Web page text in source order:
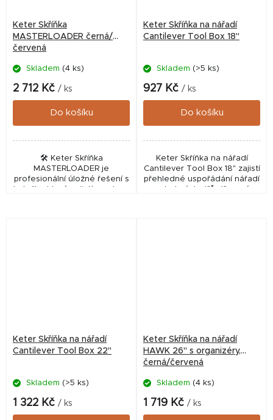
Keter Skříňka
MASTERLOADER černá/
červená
Skladem (4 ks)
2 712 Kč / ks
Do košíku
🛠️ Keter Skříňka
MASTERLOADER je
profesionální úložné řešení s
Keter Skříňka na nářadí
Cantilever Tool Box 18"
Skladem (>5 ks)
927 Kč / ks
Do košíku
Keter Skříňka na nářadí
Cantilever Tool Box 18" zajistí
přehledné uspořádání nářadí
Keter Skříňka na nářadí
Cantilever Tool Box 22"
Skladem (>5 ks)
1 322 Kč / ks
Keter Skříňka na nářadí
HAWK 26" s organizéry,
černá/červená
Skladem (4 ks)
1 719 Kč / ks